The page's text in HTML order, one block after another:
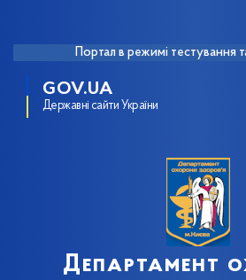
Портал в режимі тестування
GOV.UA
Державні сайти України
Департамент